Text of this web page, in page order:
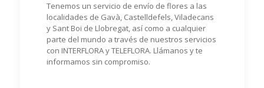
Tenemos un servicio de envío de flores a las
localidades de Gavà, Castelldefels, Viladecans
y Sant Boi de Llobregat, así como a cualquier
parte del mundo a través de nuestros servicios
con INTERFLORA y TELEFLORA. Llámanos y te
informamos sin compromiso.